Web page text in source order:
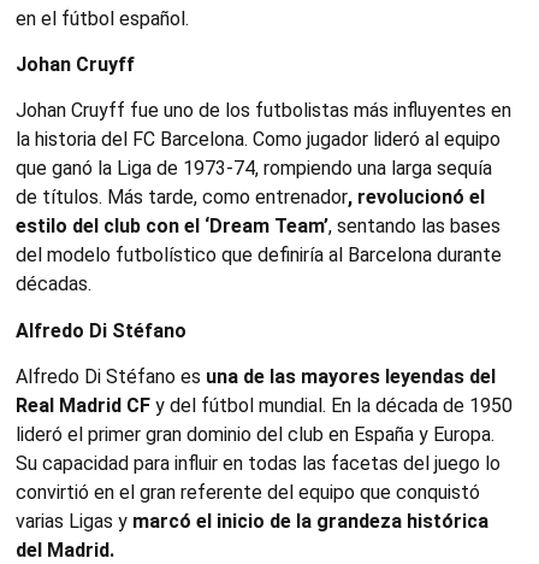
en el fútbol español.
Johan Cruyff
Johan Cruyff fue uno de los futbolistas más influyentes en
la historia del FC Barcelona. Como jugador lideró al equipo
que ganó la Liga de 1973-74, rompiendo una larga sequía
de títulos. Más tarde, como entrenador, revolucionó el
estilo del club con el ‘Dream Team’, sentando las bases
del modelo futbolístico que definiría al Barcelona durante
décadas.
Alfredo Di Stéfano
Alfredo Di Stéfano es una de las mayores leyendas del
Real Madrid CF y del fútbol mundial. En la década de 1950
lideró el primer gran dominio del club en España y Europa.
Su capacidad para influir en todas las facetas del juego lo
convirtió en el gran referente del equipo que conquistó
varias Ligas y marcó el inicio de la grandeza histórica
del Madrid.